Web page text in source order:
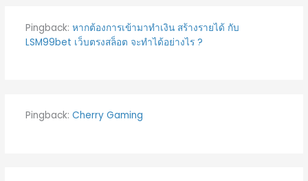
Pingback: หากต้องการเข้ามาทำเงิน สร้างรายได้ กับ
LSM99bet เว็บตรงสล็อต จะทำได้อย่างไร ?
Pingback: Cherry Gaming